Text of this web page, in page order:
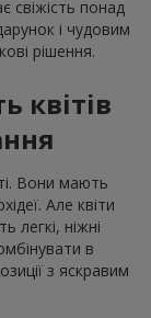
свіжість понад
і чудовим
рішення.
квітів
Вони мають
Але квіти
легкі, ніжні
в
з яскравим